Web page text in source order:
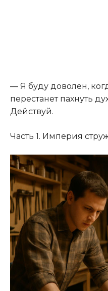
— Я буду доволен,
перестанет пахнуть
Действуй.
Часть 1. Империя